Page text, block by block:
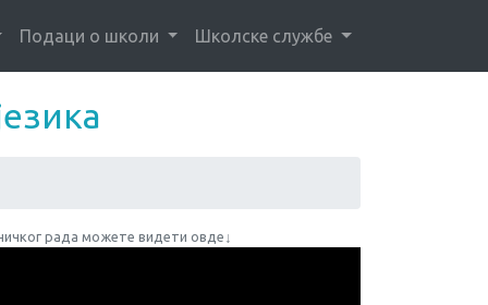
Подаци о школи Школске службе
рада можете видети овде↓